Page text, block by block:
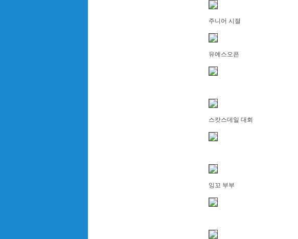
주니어 시절
유에스오픈
스캇스데일 대회
잉꼬 부부